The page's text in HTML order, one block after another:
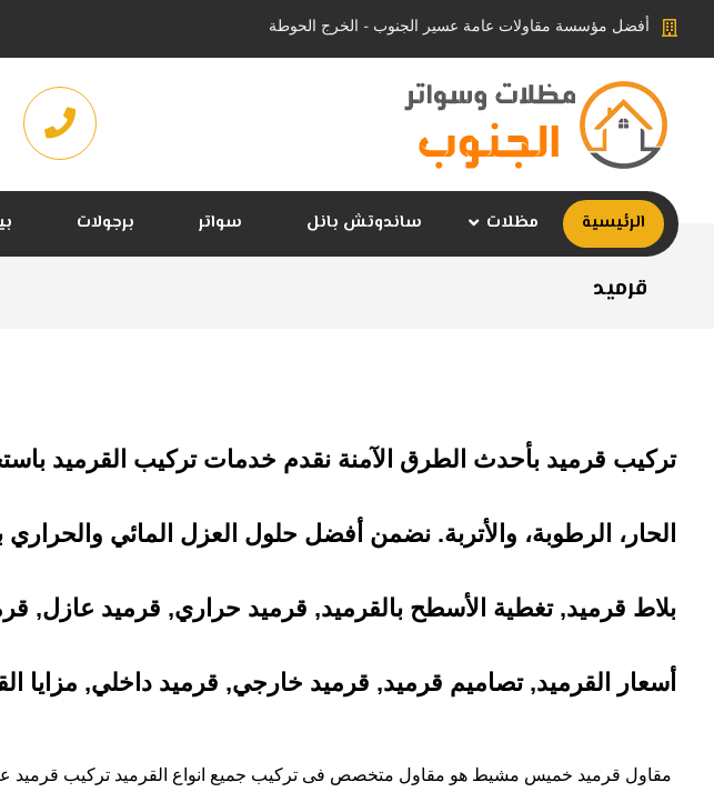
أفضل مؤسسة مقاولات عامة عسير الجنوب - الخرج الحوطة
الرئيسية مظلات ساندوتش بانل سواتر برجولات
قرميد
تركيب قرميد بأحدث الطرق الآمنة نقدم خدمات تركيب القرميد
الحار، الرطوبة، والأتربة. نضمن أفضل حلول العزل المائي
بلاط قرميد, تغطية الأسطح بالقرميد, قرميد حراري, قرميد عازل,
أسعار القرميد, تصاميم قرميد, قرميد خارجي, قرميد داخلي, مزايا
مقاول قرميد خميس مشيط هو مقاول متخصص فى تركيب جميع انواع القرميد تركيب قرميد